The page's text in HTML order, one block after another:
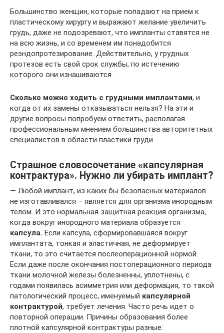
Большинство женщин, которые попадают на прием к
пластическому хирургу и выражают желание увеличить
грудь, даже не подозревают, что импланты ставятся не
на всю жизнь, и со временем им понадобится
реэндопротезирование. Действительно, у грудных
протезов есть свой срок службы, по истечению
которого они изнашиваются.
Сколько можно ходить с грудными имплантами, и
когда от их замены отказываться нельзя? На эти и
другие вопросы попробуем ответить, располагая
профессиональным мнением большинства авторитетных
специалистов в области пластики груди.
Страшное словосочетание «капсулярная
контрактура». Нужно ли убирать имплант?
— Любой имплант, из каких бы безопасных материалов
не изготавливался – является для организма инородным
телом. И это нормальная защитная реакция организма,
когда вокруг инородного материала образуется
капсула. Если капсула, сформировавшаяся вокруг
имплантата, тонкая и эластичная, не деформирует
ткани, то это считается послеоперационной нормой.
Если даже после окончания постоперационного периода
ткани молочной железы болезненны, уплотнены, с
годами появилась асимметрия или деформация, то такой
патологический процесс, именуемый капсулярной
контрактурой, требует лечения. Часто речь идет о
повторной операции. Причины образования более
плотной капсулярной контрактуры разные: